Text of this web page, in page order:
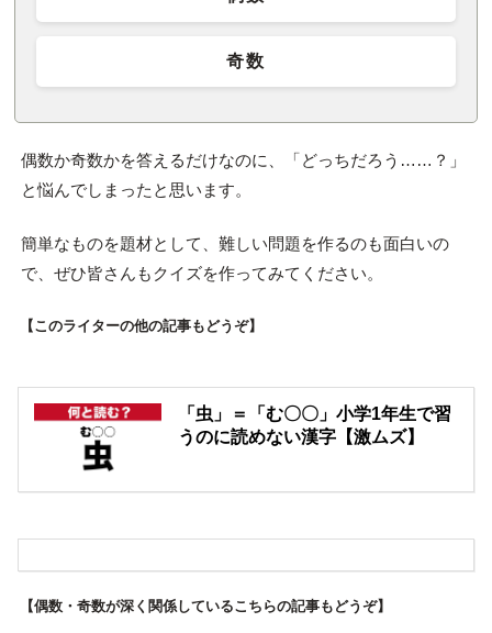
奇数
偶数か奇数かを答えるだけなのに、「どっちだろう……？」
と悩んでしまったと思います。
簡単なものを題材として、難しい問題を作るのも面白いの
で、ぜひ皆さんもクイズを作ってみてください。
【このライターの他の記事もどうぞ】
「虫」＝「む〇〇」小学1年生で習
うのに読めない漢字【激ムズ】
【偶数・奇数が深く関係しているこちらの記事もどうぞ】